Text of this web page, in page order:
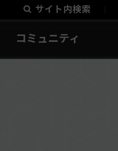
サイト内検索
コミュニティ